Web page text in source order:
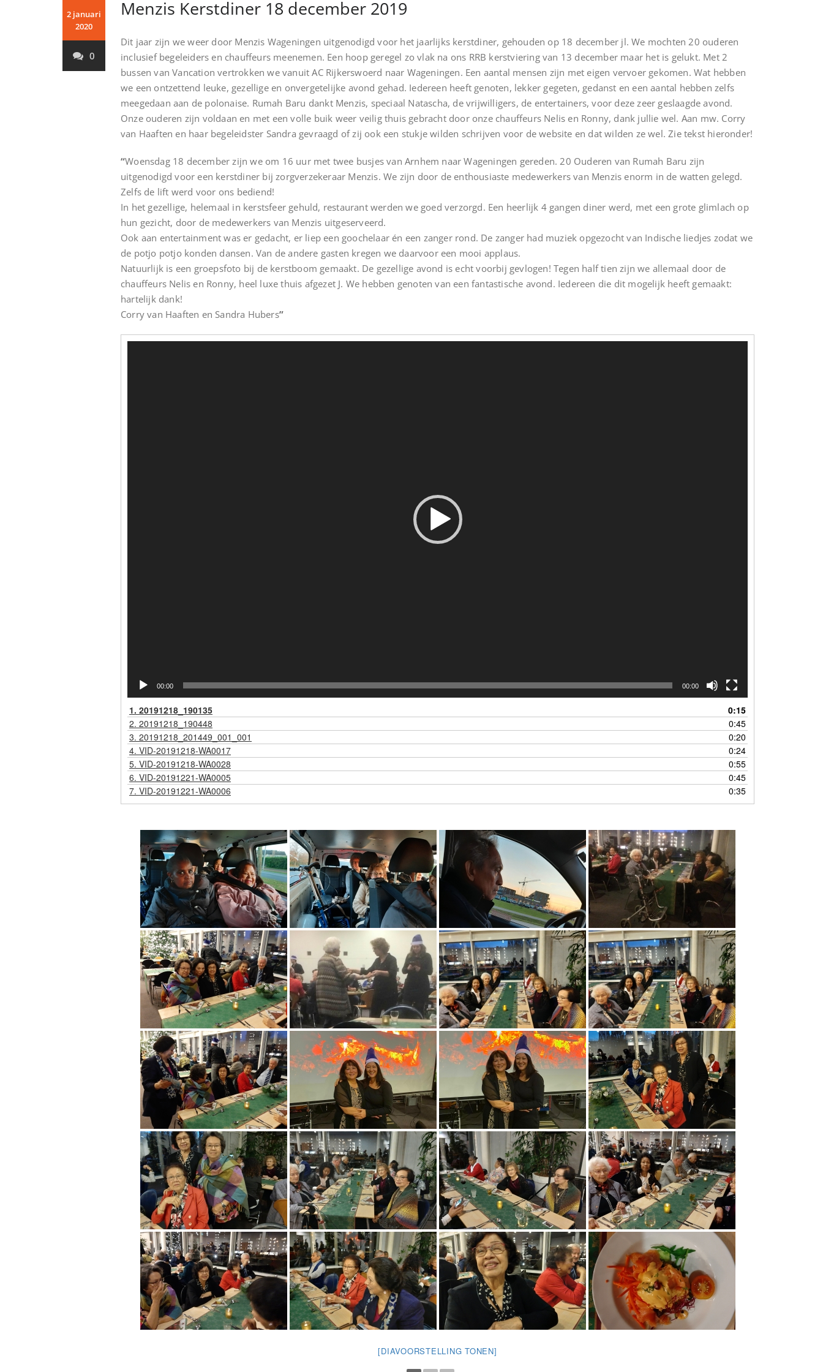
2 januari
2020
0
Menzis Kerstdiner 18 december 2019
Dit jaar zijn we weer door Menzis Wageningen uitgenodigd voor het jaarlijks kerstdiner, gehouden op 18 december jl. We mochten 20 ouderen
inclusief begeleiders en chauffeurs meenemen. Een hoop geregel zo vlak na ons RRB kerstviering van 13 december maar het is gelukt. Met 2
bussen van Vancation vertrokken we vanuit AC Rijkerswoerd naar Wageningen. Een aantal mensen zijn met eigen vervoer gekomen. Wat hebben
we een ontzettend leuke, gezellige en onvergetelijke avond gehad. Iedereen heeft genoten, lekker gegeten, gedanst en een aantal hebben zelfs
meegedaan aan de polonaise. Rumah Baru dankt Menzis, speciaal Natascha, de vrijwilligers, de entertainers, voor deze zeer geslaagde avond.
Onze ouderen zijn voldaan en met een volle buik weer veilig thuis gebracht door onze chauffeurs Nelis en Ronny, dank jullie wel. Aan mw. Corry
van Haaften en haar begeleidster Sandra gevraagd of zij ook een stukje wilden schrijven voor de website en dat wilden ze wel. Zie tekst hieronder!
“Woensdag 18 december zijn we om 16 uur met twee busjes van Arnhem naar Wageningen gereden. 20 Ouderen van Rumah Baru zijn
uitgenodigd voor een kerstdiner bij zorgverzekeraar Menzis. We zijn door de enthousiaste medewerkers van Menzis enorm in de watten gelegd.
Zelfs de lift werd voor ons bediend!
In het gezellige, helemaal in kerstsfeer gehuld, restaurant werden we goed verzorgd. Een heerlijk 4 gangen diner werd, met een grote glimlach op
hun gezicht, door de medewerkers van Menzis uitgeserveerd.
Ook aan entertainment was er gedacht, er liep een goochelaar én een zanger rond. De zanger had muziek opgezocht van Indische liedjes zodat we
de potjo potjo konden dansen. Van de andere gasten kregen we daarvoor een mooi applaus.
Natuurlijk is een groepsfoto bij de kerstboom gemaakt. De gezellige avond is echt voorbij gevlogen! Tegen half tien zijn we allemaal door de
chauffeurs Nelis en Ronny, heel luxe thuis afgezet J. We hebben genoten van een fantastische avond. Iedereen die dit mogelijk heeft gemaakt:
hartelijk dank!
Corry van Haaften en Sandra Hubers”
00:00 00:00
1. 20191218_190135
0:15
2. 20191218_190448
0:45
3. 20191218_201449_001_001
0:20
4. VID-20191218-WA0017
0:24
5. VID-20191218-WA0028
0:55
6. VID-20191221-WA0005
0:45
7. VID-20191221-WA0006 0:35
[DIAVOORSTELLING TONEN]